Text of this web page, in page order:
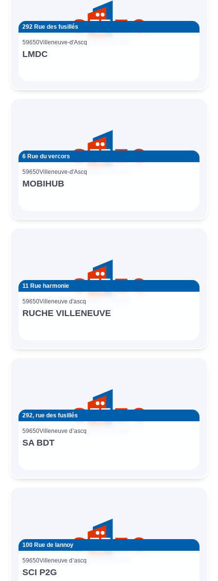
292 Rue des fusillés
59650Villeneuve-d'Ascq
LMDC
6 Rue du vercors
59650Villeneuve-d'Ascq
MOBIHUB
11 Rue harmonie
59650Villeneuve d'ascq
RUCHE VILLENEUVE
292, rue des fusillés
59650Villeneuve d’ascq
SA BDT
100 Rue de lannoy
59650Villeneuve d’ascq
SCI P2G